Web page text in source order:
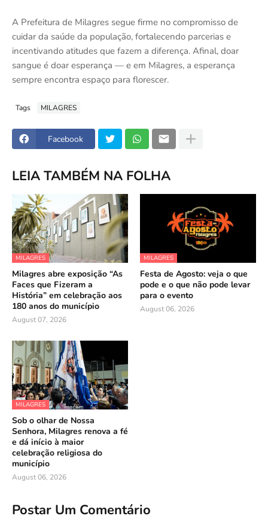
A Prefeitura de Milagres segue firme no compromisso de
cuidar da saúde da população, fortalecendo parcerias e
incentivando atitudes que fazem a diferença. Afinal, doar
sangue é doar esperança — e em Milagres, a esperança
sempre encontra espaço para florescer.
Tags MILAGRES
Facebook
LEIA TAMBÉM NA FOLHA
MILAGRES
Milagres abre exposição “As
Faces que Fizeram a
História” em celebração aos
180 anos do município
August 07, 2026
MILAGRES
Festa de Agosto: veja o que
pode e o que não pode levar
para o evento
August 06, 2026
MILAGRES
Sob o olhar de Nossa
Senhora, Milagres renova a fé
e dá início à maior
celebração religiosa do
município
August 06, 2026
Postar Um Comentário